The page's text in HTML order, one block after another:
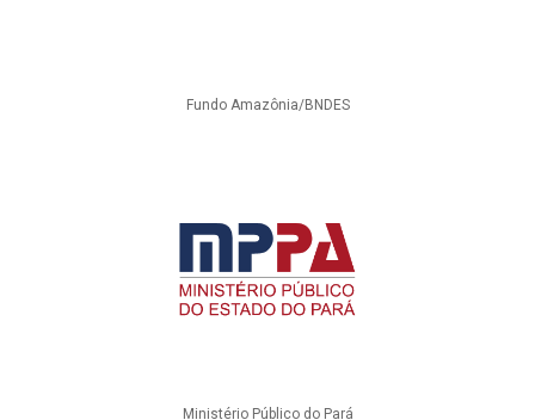
Fundo Amazônia/BNDES
Ministério Público do Pará